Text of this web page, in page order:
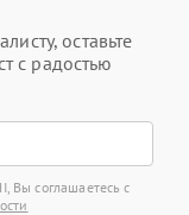
оставьте
с радостью
Вы соглашаетесь с